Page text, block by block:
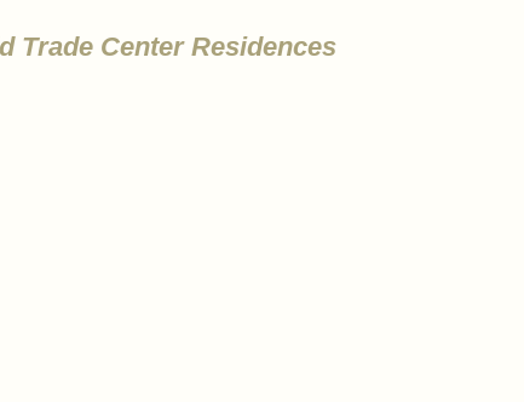
Trade Center Residences